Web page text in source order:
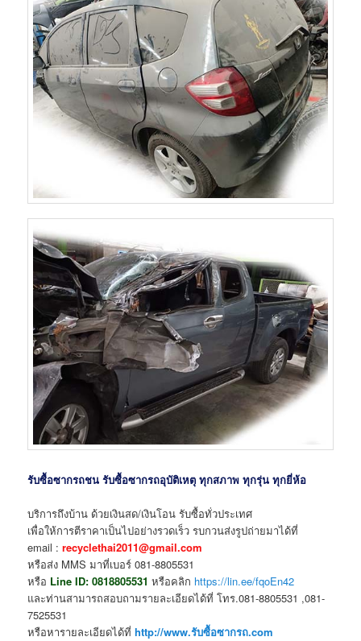
รับซื้อซากรถชน รับซื้อซากรถอุบัติเหตุ ทุกสภาพ ทุกรุ่น ทุกยี่ห้อ
บริการถึงบ้าน ด้วยเงินสด/เงินโอน รับซื้อทั่วประเทศ
เพื่อให้การตีราคาเป็นไปอย่างรวดเร็ว รบกวนส่งรูปถ่ายมาได้ที่
email :recyclethai2011@gmail.com
หรือส่ง MMS มาที่เบอร์ 081-8805531
หรือ Line ID:0818805531 หรือคลิก https://lin.ee/fqoEn42
และท่านสามารถสอบถามรายละเอียดได้ที่ โทร.081-8805531 ,081-
7525531
หรือหารายละเอียดได้ที่ http://www.รับซื้อซากรถ.com